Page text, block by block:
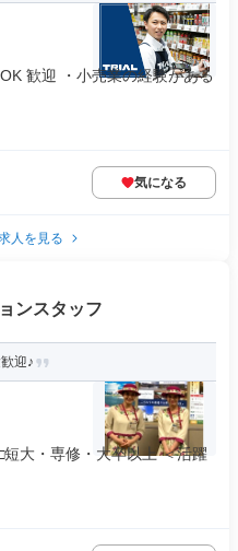
歓迎 ・小売業の経験がある
気になる
人を見る
ンスタッフ
迎♪
大・専修・大卒以上 ＜活躍